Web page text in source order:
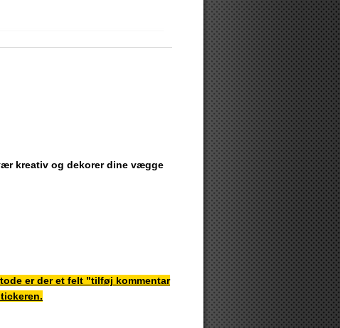
kreativ og dekorer dine vægge
er der et felt "tilføj kommentar